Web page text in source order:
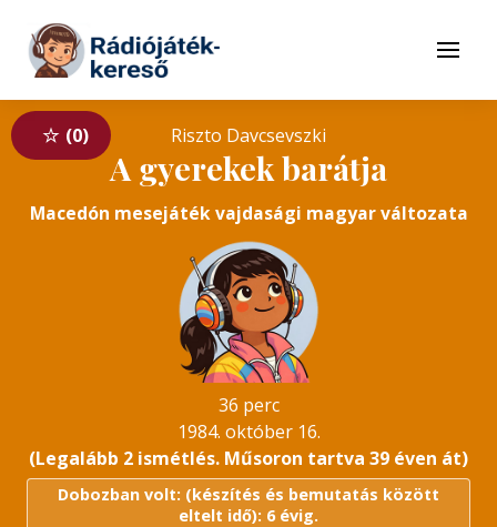
Tovább a tartalomhoz
Menü
0 Riszto Davcsevszki
A gyerekek barátja
Macedón mesejáték vajdasági magyar változata
36 perc
1984. október 16.
(Legalább 2 ismétlés. Műsoron tartva 39 éven át)
Dobozban volt: (készítés és bemutatás között
eltelt idő): 6 évig.